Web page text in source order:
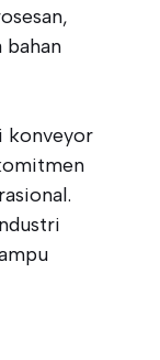
bahan
konveyor